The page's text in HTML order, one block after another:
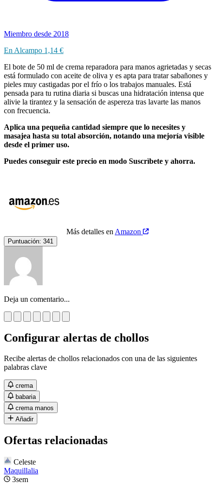
Miembro desde 2018
En Alcampo 1,14 €
El bote de 50 ml de crema reparadora para manos agrietadas y secas
está formulado con aceite de oliva y es apta para tratar sabañones y
pieles muy castigadas por el frío o los trabajos manuales. Está
pensada para tu rutina diaria si buscas una hidratación intensa que
alivie la tirantez y la sensación de aspereza tras lavarte las manos
con frecuencia.
Aplica una pequeña cantidad siempre que lo necesites y
masajea hasta su total absorción, notando una mejoría visible
desde el primer uso.
Puedes conseguir este precio en modo Suscrìbete y ahorra.
Más detalles en Amazon
Puntuación: 341
Deja un comentario...
Configurar alertas de chollos
Recibe alertas de chollos relacionados con una de las siguientes
palabras clave
crema
babaria
crema manos
Añadir
Ofertas relacionadas
Celeste
Maquillalia
3sem